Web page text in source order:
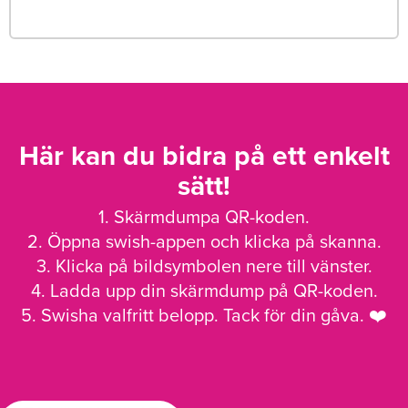
Här kan du bidra på ett enkelt
sätt!
1. Skärmdumpa QR-koden.
2. Öppna swish-appen och klicka på skanna.
3. Klicka på bildsymbolen nere till vänster.
4. Ladda upp din skärmdump på QR-koden.
5. Swisha valfritt belopp. Tack för din gåva. ❤️